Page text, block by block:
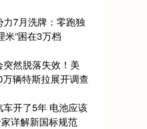
7月洗牌：零跑独
米”困在3万档
然脱落失效！美
辆特斯拉展开调查
开了5年 电池应该
详解新国标规范